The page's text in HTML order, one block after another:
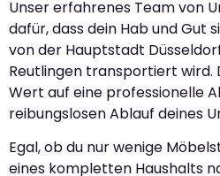
Unser erfahrenes Team von
dafür, dass dein Hab und Gut
von der Hauptstadt
Reutlingen transportiert wird.
Wert auf eine professionelle
reibungslosen Ablauf deines
Egal, ob du nur wenige
eines kompletten Haushalts